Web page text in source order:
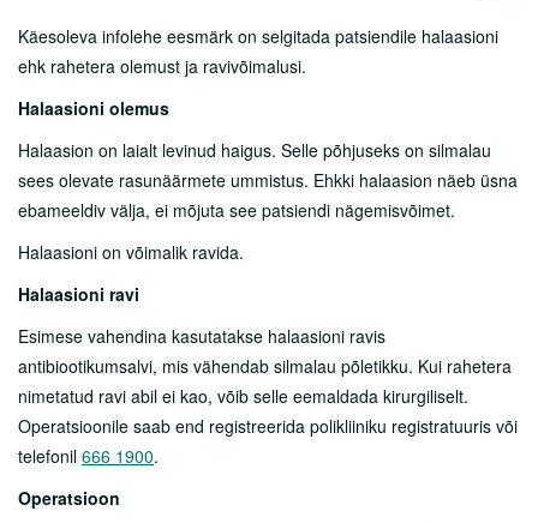
Asukoht ja parkimine
Tervisekool
Vastutuskindlustus
Viirushaiguste info
Vastuvõtule tulemine
Haiglasse tulek
Lähedasele
Arstid
Sotsiaalnõustamine
Kliinikud
Patsiendi infomaterjalid
Käesoleva infolehe eesmärk on selgitada patsiendile halaasioni
ehk rahetera olemust ja ravivõimalusi.
Halaasioni olemus
Halaasion on laialt levinud haigus. Selle põhjuseks on silmalau
sees olevate rasunäärmete ummistus. Ehkki halaasion näeb üsna
ebameeldiv välja, ei mõjuta see patsiendi nägemisvõimet.
Halaasioni on võimalik ravida.
Halaasioni ravi
Esimese vahendina kasutatakse halaasioni ravis
antibiootikumsalvi, mis vähendab silmalau põletikku. Kui rahetera
nimetatud ravi abil ei kao, võib selle eemaldada kirurgiliselt.
Operatsioonile saab end registreerida polikliiniku registratuuris või
telefonil 666 1900.
Operatsioon